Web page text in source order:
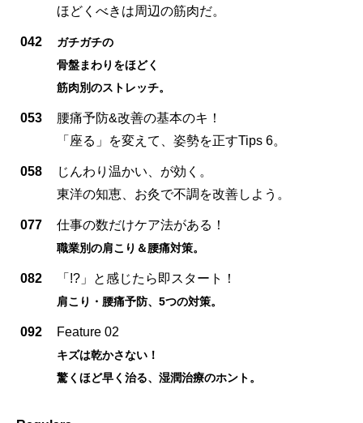
ほどくべきは周辺の筋肉だ。
042
ガチガチの
骨盤まわりをほどく
筋肉別のストレッチ。
053
腰痛予防&改善の基本のキ！
「座る」を変えて、姿勢を正すTips 6。
058
じんわり温かい、が効く。
東洋の知恵、お灸で不調を改善しよう。
077 仕事の数だけケア法がある！
職業別の肩こり＆腰痛対策。
082 「!?」と感じたら即スタート！
肩こり・腰痛予防、5つの対策。
092 Feature 02
キズは乾かさない！
驚くほど早く治る、湿潤治療のホント。